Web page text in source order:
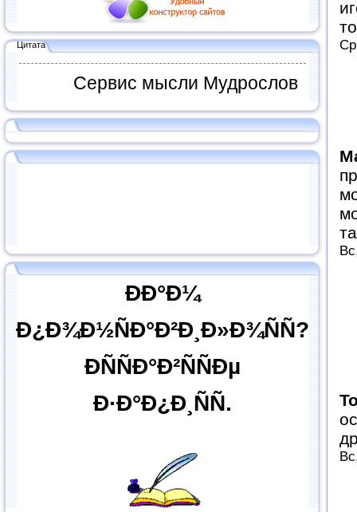
Цитата
Сервис мысли Мудрослов
ÐÐ°Ð¼
Ð¿Ð¾Ð½ÑÐ°Ð²Ð¸Ð»Ð¾ÑÑ?
ÐÑÑÐ°Ð²ÑÑÐµ
Ð·Ð°Ð¿Ð¸ÑÑ.